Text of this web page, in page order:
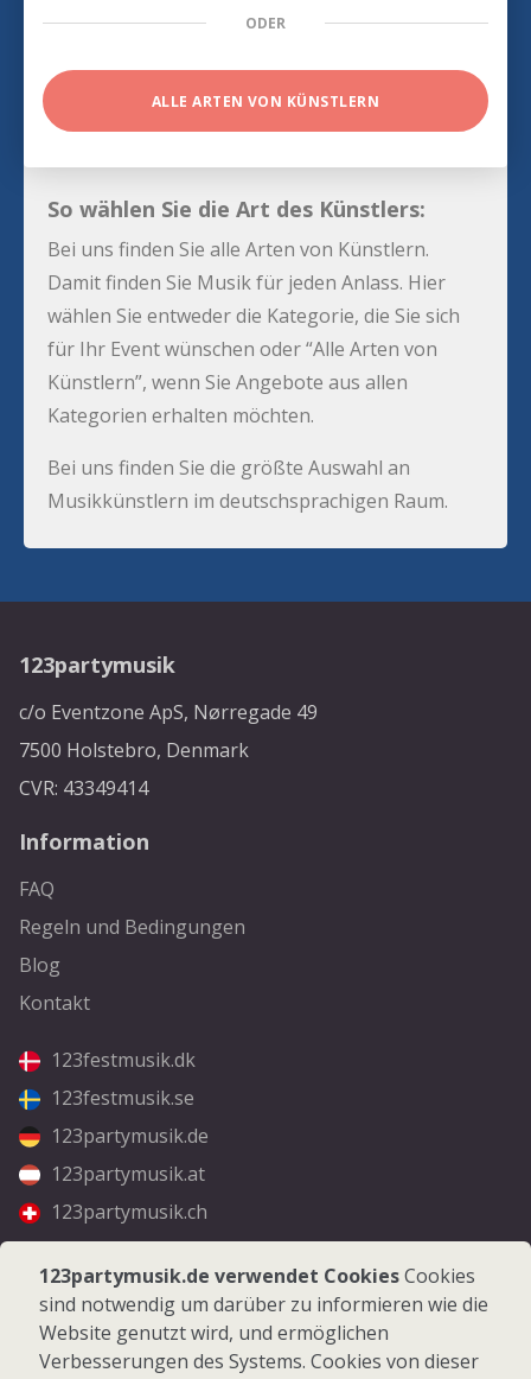
ODER
ALLE ARTEN VON KÜNSTLERN
So wählen Sie die Art des Künstlers:
Bei uns finden Sie alle Arten von Künstlern.
Damit finden Sie Musik für jeden Anlass. Hier
wählen Sie entweder die Kategorie, die Sie sich
für Ihr Event wünschen oder “Alle Arten von
Künstlern”, wenn Sie Angebote aus allen
Kategorien erhalten möchten.
Bei uns finden Sie die größte Auswahl an
Musikkünstlern im deutschsprachigen Raum.
123partymusik
c/o Eventzone ApS, Nørregade 49
7500 Holstebro, Denmark
CVR: 43349414
Information
FAQ
Regeln und Bedingungen
Blog
Kontakt
123festmusik.dk
123festmusik.se
123partymusik.de
123partymusik.at
123partymusik.ch
Folgen Sie uns
Facebook
Instagram
123partymusik.de verwendet CookiesCookies
sind notwendig um darüber zu informieren wie die
Website genutzt wird, und ermöglichen
Verbesserungen des Systems. Cookies von dieser